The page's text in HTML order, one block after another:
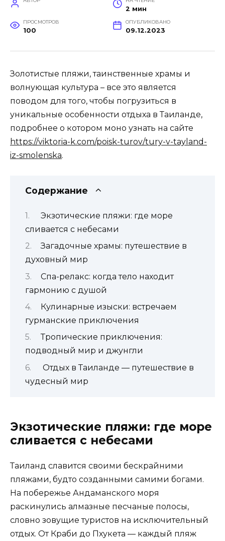
2 мин
ПРОСМОТРОВ
100
ОПУБЛИКОВАНО
09.12.2023
Золотистые пляжи, таинственные храмы и
волнующая культура – все это является
поводом для того, чтобы погрузиться в
уникальные особенности отдыха в Таиланде,
подробнее о котором моно узнать на сайте
https://viktoria-k.com/poisk-turov/tury-v-tayland-
iz-smolenska.
Содержание
Экзотические пляжи: где море
сливается с небесами
Загадочные храмы: путешествие в
духовный мир
Спа-релакс: когда тело находит
гармонию с душой
Кулинарные изыски: встречаем
гурманские приключения
Тропические приключения:
подводный мир и джунгли
Отдых в Таиланде — путешествие в
чудесный мир
Экзотические пляжи: где море
сливается с небесами
Таиланд славится своими бескрайними
пляжами, будто созданными самими богами.
На побережье Андаманского моря
раскинулись алмазные песчаные полосы,
словно зовущие туристов на исключительный
отдых. От Краби до Пхукета — каждый пляж